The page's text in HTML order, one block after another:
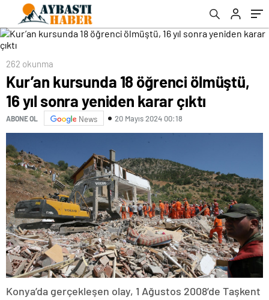
262 okunma
Kur’an kursunda 18 öğrenci ölmüştü,
16 yıl sonra yeniden karar çıktı
ABONE OL News 20 Mayıs 2024 00:18
Konya’da gerçekleşen olay, 1 Ağustos 2008’de Taşkent